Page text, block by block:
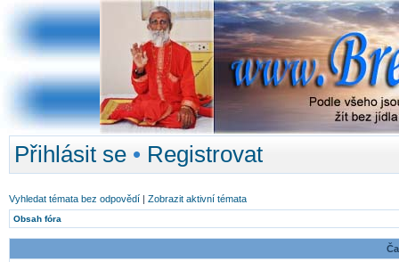
Přihlásit se • Registrovat
Vyhledat témata bez odpovědí | Zobrazit aktivní témata
Obsah fóra